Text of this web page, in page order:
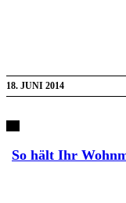
18. JUNI 2014
So hält Ihr